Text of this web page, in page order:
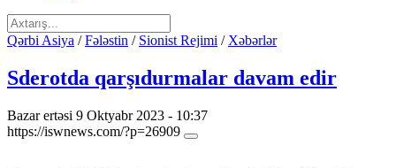
Qərbi Asiya /Fələstin / Sionist Rejimi / Xəbərlər
Sderotda qarşıdurmalar davam edir
Bazar ertəsi 9 Oktyabr 2023 - 10:37
https://iswnews.com/?p=26909